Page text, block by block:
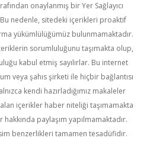
onaylanmış bir Yer Sağlayıcı
nedenle, sitedeki içerikleri proaktif
yükümlülüğümüz bulunmamaktadır.
sorumluluğunu taşımakta olup,
kabul etmiş sayılırlar. Bu internet
veya şahıs şirketi ile hiçbir bağlantısı
kendi hazırladığımız makaleler
içerikler haber niteliği taşımamakta
paylaşım yapılmamaktadır.
benzerlikleri tamamen tesadüfidir.